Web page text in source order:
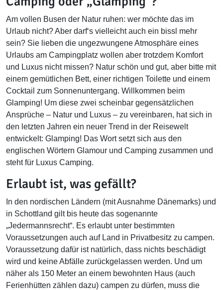
Am vollen Busen der Natur ruhen: wer möchte das im
Urlaub nicht? Aber darf‘s vielleicht auch ein bissl mehr
sein? Sie lieben die ungezwungene Atmosphäre eines
Urlaubs am Campingplatz wollen aber trotzdem Komfort
und Luxus nicht missen? Natur schön und gut, aber bitte mit
einem gemütlichen Bett, einer richtigen Toilette und einem
Cocktail zum Sonnenuntergang. Willkommen beim
Glamping! Um diese zwei scheinbar gegensätzlichen
Ansprüche – Natur und Luxus – zu vereinbaren, hat sich in
den letzten Jahren ein neuer Trend in der Reisewelt
entwickelt: Glamping! Das Wort setzt sich aus den
englischen Wörtern Glamour und Camping zusammen und
steht für Luxus Camping.
Erlaubt ist, was gefällt?
In den nordischen Ländern (mit Ausnahme Dänemarks) und
in Schottland gilt bis heute das sogenannte
„Jedermannsrecht“. Es erlaubt unter bestimmten
Voraussetzungen auch auf Land in Privatbesitz zu campen.
Voraussetzung dafür ist natürlich, dass nichts beschädigt
wird und keine Abfälle zurückgelassen werden. Und um
näher als 150 Meter an einem bewohnten Haus (auch
Ferienhütten zählen dazu) campen zu dürfen, muss die